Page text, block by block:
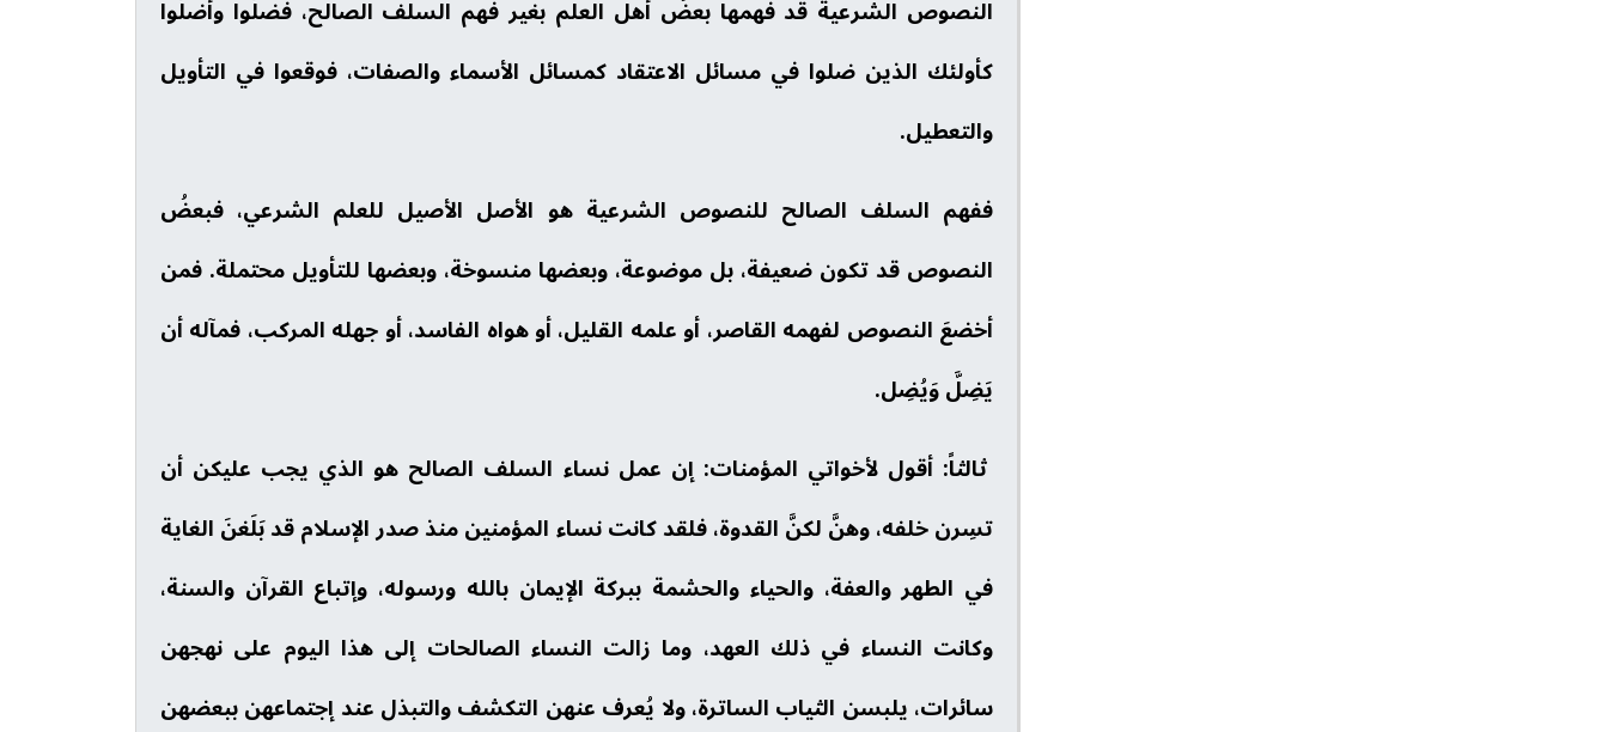
النصوص الشرعية قد فهمها بعضُ أهل العلم بغير فهم السلف الصالح، فضلُّوا وأضلُّوا
كأولئك الذين ضلوا في مسائل الاعتقاد كمسائل الأسماء والصفات، فوقعوا في التأويل
والتعطيل.
ففهم السلف الصالح للنصوص الشرعية هو الأصل الأصيل للعلم الشرعي، فبعضُ
النصوص قد تكون ضعيفة، بل موضوعة، وبعضها منسوخة، وبعضها للتأويل محتملة. فمن
أخضعَ النصوص لفهمه القاصر، أو علمه القليل، أو هواه الفاسد، أو جهله المركب، فمآله أن
يَضِلَّ وَيُضِل.
ثالثاً: أقول لأخواتي المؤمنات: إن عمل نساء السلف الصالح هو الذي يجب عليكن أن
تسِرن خلفه، وهنَّ لكنَّ القدوة، فلقد كانت نساء المؤمنين منذ صدر الإسلام قد بَلَغنَ الغاية
في الطهر والعفة، والحياء والحشمة ببركة الإيمان بالله ورسوله، وإتباع القرآن والسنة،
وكانت النساء في ذلك العهد، وما زالت النساء الصالحات إلى هذا اليوم على نهجهن
سائرات، يلبسن الثياب الساترة، ولا يُعرف عنهن التكشف والتبذل عند إجتماعهن ببعضهن